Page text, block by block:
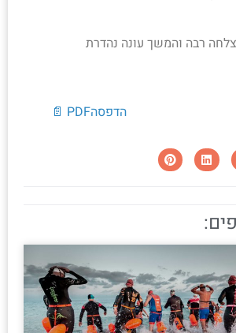
רבה והמשך עונה נהדרת
הדפסהPDF 📄